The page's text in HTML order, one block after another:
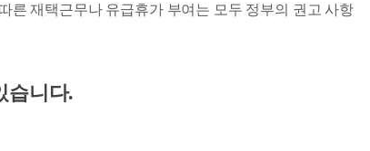
른 재택근무나 유급휴가 부여는 모두 정부의 권고 사항
습니다.